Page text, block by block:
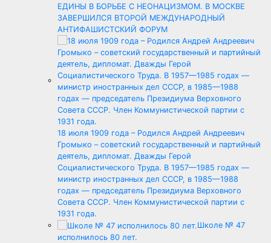
ЕДИНЫ В БОРЬБЕ С НЕОНАЦИЗМОМ. В МОСКВЕ
ЗАВЕРШИЛСЯ ВТОРОЙ МЕЖДУНАРОДНЫЙ
АНТИФАШИСТСКИЙ ФОРУМ
18 июля 1909 года – Родился Андрей Андреевич
Громыко – советский государственный и партийный
деятель, дипломат. Дважды Герой
Социалистического Труда. В 1957—1985 годах —
министр иностранных дел СССР, в 1985—1988
годах — председатель Президиума Верховного
Совета СССР. Член Коммунистической партии с
1931 года.
Школе № 47
исполнилось 80 лет.